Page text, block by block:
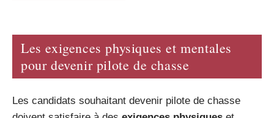
Les exigences physiques et mentales
pour devenir pilote de chasse
Les candidats souhaitant devenir pilote de chasse